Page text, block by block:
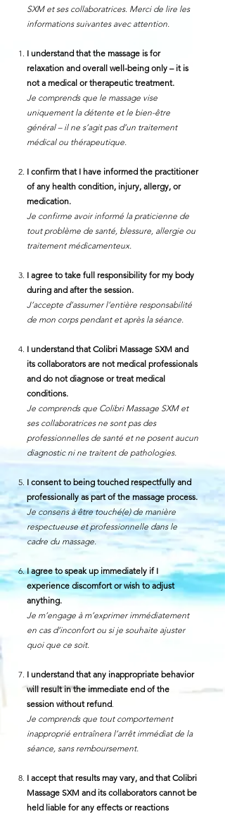
SXM et ses collaboratrices. Merci de lire les
informations suivantes avec attention.
I understand that the massage is for
relaxation and overall well-being only – it is
not a medical or therapeutic treatment.
Je comprends que le massage vise
uniquement la détente et le bien-être
général – il ne s’agit pas d’un traitement
médical ou thérapeutique.
I confirm that I have informed the practitioner
of any health condition, injury, allergy, or
medication.
Je confirme avoir informé la praticienne de
tout problème de santé, blessure, allergie ou
traitement médicamenteux.
I agree to take full responsibility for my body
during and after the session.
J’accepte d’assumer l’entière responsabilité
de mon corps pendant et après la séance.
I understand that Colibri Massage SXM and
its collaborators are not medical professionals
and do not diagnose or treat medical
conditions.
Je comprends que Colibri Massage SXM et
ses collaboratrices ne sont pas des
professionnelles de santé et ne posent aucun
diagnostic ni ne traitent de pathologies.
I consent to being touched respectfully and
professionally as part of the massage process.
Je consens à être touché(e) de manière
respectueuse et professionnelle dans le
cadre du massage.
I agree to speak up immediately if I
experience discomfort or wish to adjust
anything.
Je m’engage à m’exprimer immédiatement
en cas d’inconfort ou si je souhaite ajuster
quoi que ce soit.
I understand that any inappropriate behavior
will result in the immediate end of the
session without refund.
Je comprends que tout comportement
inapproprié entraînera l’arrêt immédiat de la
séance, sans remboursement.
I accept that results may vary, and that Colibri
Massage SXM and its collaborators cannot be
held liable for any effects or reactions